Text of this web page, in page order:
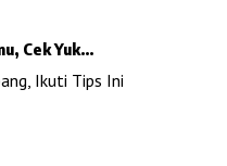
Cek Yuk…